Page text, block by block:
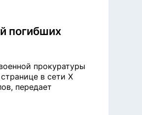
погибших
прокуратуры
в сети X
передает